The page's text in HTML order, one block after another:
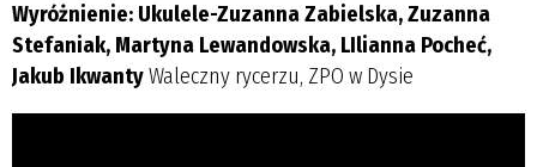
Wyróżnienie: Ukulele-Zuzanna Zabielska, Zuzanna
Stefaniak, Martyna Lewandowska, LIlianna Pocheć,
Jakub IkwantyWaleczny rycerzu, ZPO w Dysie